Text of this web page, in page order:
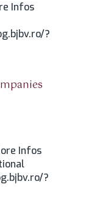
Infos
?
Infos
?